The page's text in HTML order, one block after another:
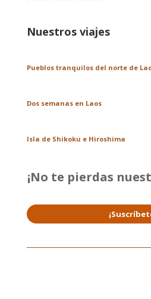
Nuestros viajes
Pueblos tranquilos del norte de
Dos semanas en Laos
Isla de Shikoku e Hiroshima
¡No te pierdas